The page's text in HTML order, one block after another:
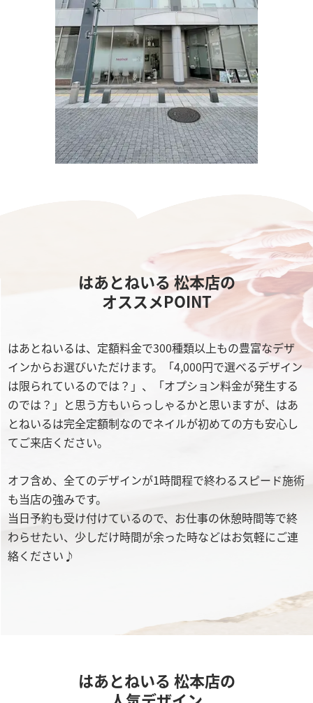
はあとねいる 松本店の
オススメPOINT
はあとねいるは、定額料金で300種類以上もの豊富なデザ
インからお選びいただけます。「4,000円で選べるデザイン
は限られているのでは？」、「オプション料金が発生する
のでは？」と思う方もいらっしゃるかと思いますが、はあ
とねいるは完全定額制なのでネイルが初めての方も安心し
てご来店ください。
オフ含め、全てのデザインが1時間程で終わるスピード施術
も当店の強みです。
当日予約も受け付けているので、お仕事の休憩時間等で終
わらせたい、少しだけ時間が余った時などはお気軽にご連
絡ください♪
はあとねいる 松本店の